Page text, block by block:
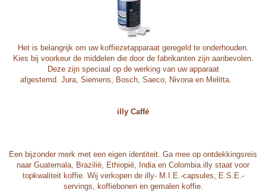
Het is belangrijk om uw koffiezetapparaat geregeld te onderhouden.
Kies bij voorkeur de middelen die door de fabrikanten zijn aanbevolen.
Deze zijn speciaal op de werking van uw apparaat
afgestemd. Jura Siemens Bosch Saeco Nivona en Melitta
illy Caffè
Een bijzonder merk met een eigen identiteit. Ga mee op ontdekkingsreis
naar Guatemala, Brazilië, Ethiopië, India en Colombia. illy staat voor
topkwaliteit koffie. Wij verkopen de illy- M.I.E.-capsules
E.S.E.-
servings
koffiebonenen gemalen koffie.